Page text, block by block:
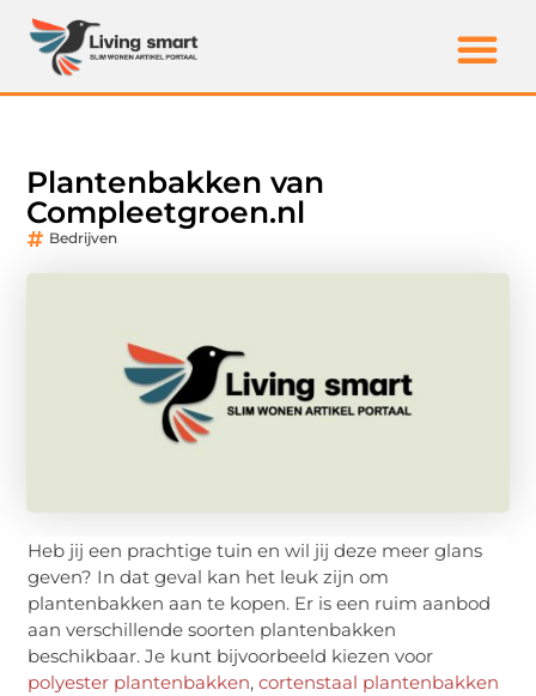
Plantenbakken van
Compleetgroen.nl
Bedrijven
Heb jij een prachtige tuin en wil jij deze meer glans
geven? In dat geval kan het leuk zijn om
plantenbakken aan te kopen. Er is een ruim aanbod
aan verschillende soorten plantenbakken
beschikbaar. Je kunt bijvoorbeeld kiezen voor
polyester plantenbakken,cortenstaal plantenbakken